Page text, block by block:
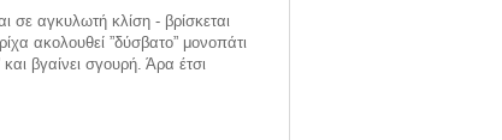
σε αγκυλωτή κλίση - βρίσκεται
ακολουθεί ”δύσβατο” μονοπάτι
βγαίνει σγουρή. Άρα έτσι